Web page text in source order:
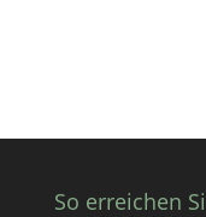
So erreichen